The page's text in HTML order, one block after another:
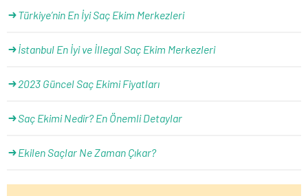
Türkiye’nin En İyi Saç Ekim Merkezleri
İstanbul En İyi ve İllegal Saç Ekim Merkezleri
2023 Güncel Saç Ekimi Fiyatları
Saç Ekimi Nedir? En Önemli Detaylar
Ekilen Saçlar Ne Zaman Çıkar?